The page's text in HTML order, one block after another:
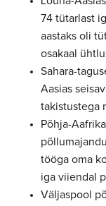
74 tütarlast
aastaks oli
osakaal
Sahara-
Aasias
takistustega
Põhja-
tööga oma
iga viiendal
Väljaspool